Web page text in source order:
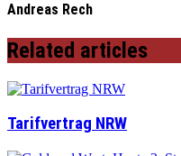
Andreas Rech
Related articles
Tarifvertrag NRW